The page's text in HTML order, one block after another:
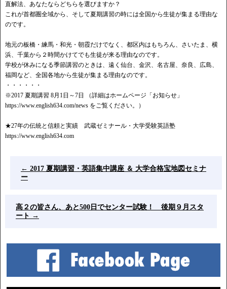
直解法、あなたならどちらを選びますか？
これが首都圏全域から、そして夏期講習の時には全国から生徒が集まる理由な
のです。
地元の板橋・練馬・和光・朝霞だけでなく、都区内はもちろん、さいたま、横
浜、千葉から２時間かけてでも生徒が来る理由なのです。
学校が休みになる季節講習のときは、遠く仙台、金沢、名古屋、奈良、広島、
福岡など、全国各地から生徒が集まる理由なのです。
・・・・・・
※2017 夏期講習 8月1日～7日 （詳細はホームページ「お知らせ」
https://www.english634.com/news をご覧ください。）
★27年の伝統と信頼と実績 武蔵ゼミナール・大学受験英語塾
https://www.english634.com
← 2017 夏期講習・英語集中講座 ＆ 大学合格宝地図セミナ
ー
高２の皆さん、あと500日でセンター試験！ 後期９月スタ
ート →